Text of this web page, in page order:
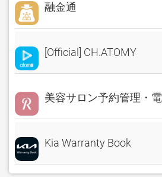
融金通
[Official] CH.ATOMY
美容サロン予約管理・
Kia Warranty Book